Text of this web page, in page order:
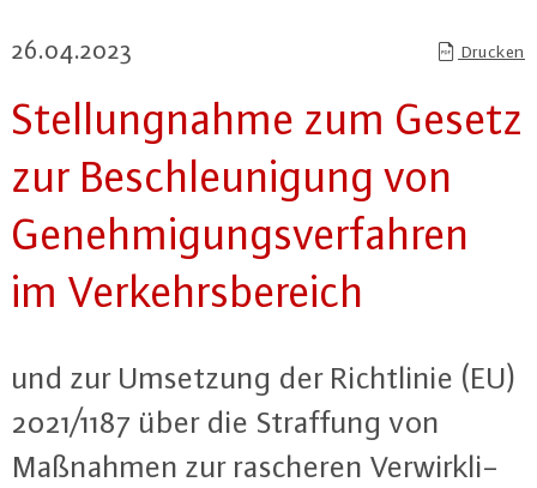
26.04.2023 Drucken
Stel­lung­nah­me zum Gesetz
zur Be­schleu­ni­gung von
Ge­neh­mi­gungs­ver­fah­ren
im Ver­kehrs­be­reich
und zur Umsetzung der Richt­li­nie (EU)
2021/1187 über die Straffung von
Maßnahmen zur rascheren Ver­wirk­li­